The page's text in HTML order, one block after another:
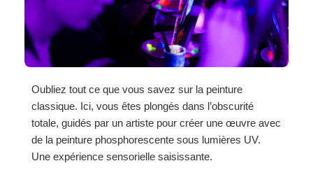
Oubliez tout ce que vous savez sur la peinture
classique. Ici, vous êtes plongés dans l’obscurité
totale, guidés par un artiste pour créer une œuvre avec
de la peinture phosphorescente sous lumières UV.
Une expérience sensorielle saisissante.